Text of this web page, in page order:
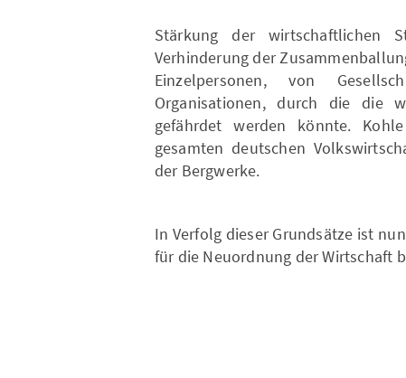
Stärkung der wirtschaftlichen
Verhinderung der
Einzelpersonen, von
Organisationen, durch die die
gefährdet werden könnte.
gesamten deutschen
der Bergwerke.
In Verfolg dieser Grundsätze ist
für die Neuordnung der Wirtschaft